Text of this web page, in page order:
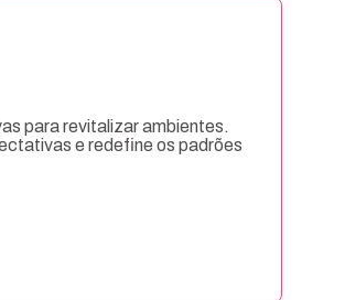
para revitalizar ambientes.
e redefine os padrões